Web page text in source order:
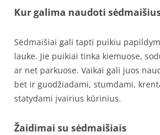
Kur galima naudoti
Sėdmaišiai gali tapti puikiu
lauke. Jie puikiai tinka kiemuose,
ar net parkuose. Vaikai gali juos
bet ir guodžiadami, stumdami,
statydami įvairius kūrinius.
Žaidimai su sėdmaišiais